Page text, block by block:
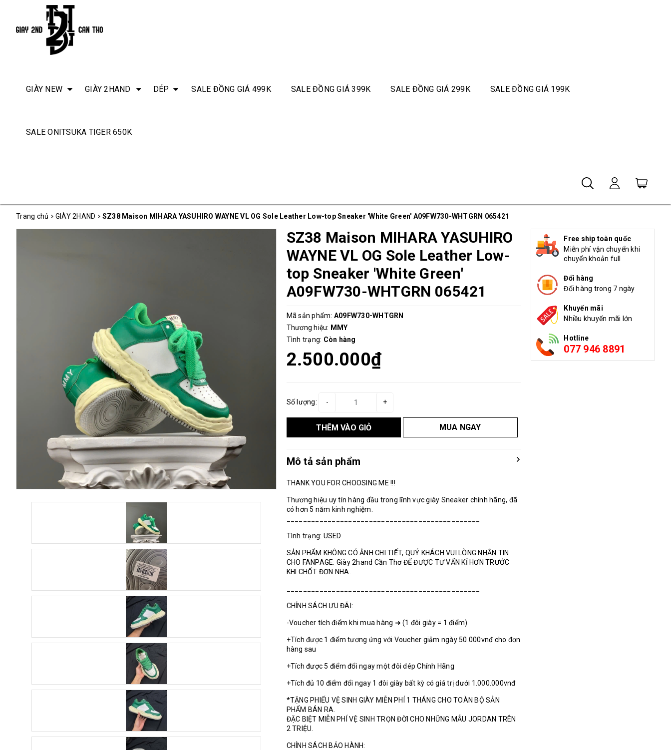
GIÀY NEW GIÀY 2HAND DÉP SALE ĐỒNG GIÁ 499K SALE ĐỒNG GIÁ 399K SALE ĐỒNG GIÁ 299K SALE ĐỒNG GIÁ 199K
SALE ONITSUKA TIGER 650K
Trang chủ GIÀY 2HAND SZ38 Maison MIHARA YASUHIRO WAYNE VL OG Sole Leather Low-top Sneaker 'White Green' A09FW730-WHTGRN 065421
SZ38 Maison MIHARA YASUHIRO
WAYNE VL OG Sole Leather Low-
top Sneaker 'White Green'
A09FW730-WHTGRN 065421
Mã sản phẩm: A09FW730-WHTGRN
Thương hiệu: MMY
Tình trạng: Còn hàng
2.500.000₫
Số lượng: +
-
THÊM VÀO GIỎ MUA NGAY
Mô tả sản phẩm
THANK YOU FOR CHOOSING ME !!!
Thương hiệu uy tín hàng đầu trong lĩnh vực giày Sneaker chính hãng, đã
có hơn 5 năm kinh nghiệm.
Tình trạng: USED
SẢN PHẨM KHÔNG CÓ ẢNH CHI TIẾT, QUÝ KHÁCH VUI LÒNG NHẮN TIN
CHO FANPAGE: Giày 2hand Cần Thơ ĐỂ ĐƯỢC TƯ VẤN KĨ HƠN TRƯỚC
KHI CHỐT ĐƠN NHA.
CHÍNH SÁCH ƯU ĐÃI:
-Voucher tích điểm khi mua hàng ➜ (1 đôi giày = 1 điểm)
+Tích được 1 điểm tương ứng với Voucher giảm ngày 50.000vnđ cho đơn
hàng sau
+Tích được 5 điểm đổi ngay một đôi dép Chính Hãng
+Tích đủ 10 điểm đổi ngay 1 đôi giày bất kỳ có giá trị dưới 1.000.000vnđ
*TẶNG PHIẾU VỆ SINH GIÀY MIỄN PHÍ 1 THÁNG CHO TOÀN BỘ SẢN
PHẨM BÁN RA.
ĐẶC BIỆT MIỄN PHÍ VỆ SINH TRỌN ĐỜI CHO NHỮNG MẪU JORDAN TRÊN
2 TRIỆU.
CHÍNH SÁCH BẢO HÀNH:
Free ship toàn quốc
Miễn phí vận chuyển khi
chuyển khoản full
Đổi hàng
Đổi hàng trong 7 ngày
Khuyến mãi
Nhiều khuyến mãi lớn
Hotline
077 946 8891